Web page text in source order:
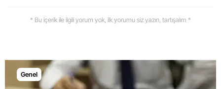
* Bu içerik ile ilgili yorum yok, ilk yorumu siz yazın, tartışalım *
Genel